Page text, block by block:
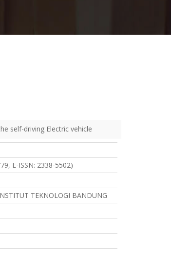
self-driving Electric vehicle
E-ISSN: 2338-5502)
TEKNOLOGI BANDUNG